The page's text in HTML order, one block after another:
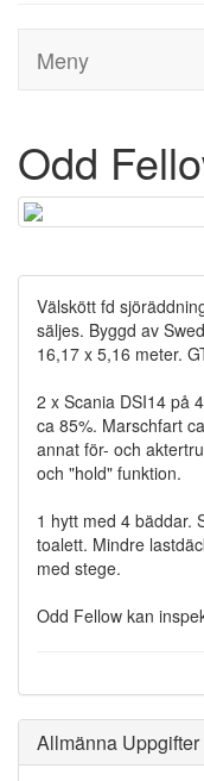
Meny
Odd
Välskött fd
säljes. Byggd av
16,17 x 5,16 meter.
2 x Scania DSI14 på
ca 85%. Marschfart
annat för- och
och "hold" funktion.
1 hytt med 4 bäddar.
toalett. Mindre
med stege.
Odd Fellow kan
Allmänna Uppgifter